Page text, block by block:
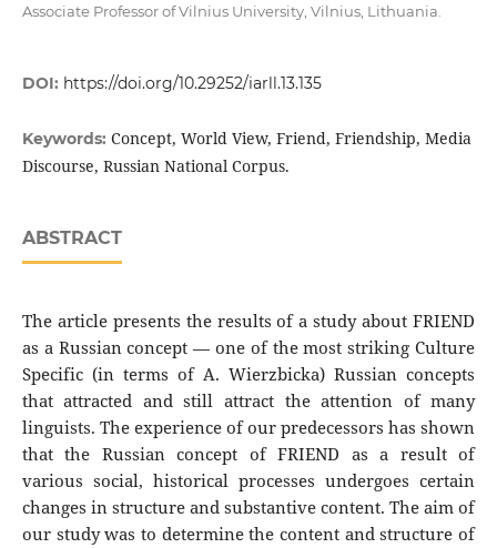
Associate Professor of Vilnius University, Vilnius, Lithuania.
DOI: https://doi.org/10.29252/iarll.13.135
Keywords: Concept, World View, Friend, Friendship, Media
Discourse, Russian National Corpus.
ABSTRACT
The article presents the results of a study about FRIEND
as a Russian concept — one of the most striking Culture
Specific (in terms of A. Wierzbicka) Russian concepts
that attracted and still attract the attention of many
linguists. The experience of our predecessors has shown
that the Russian concept of FRIEND as a result of
various social, historical processes undergoes certain
changes in structure and substantive content. The aim of
our study was to determine the content and structure of